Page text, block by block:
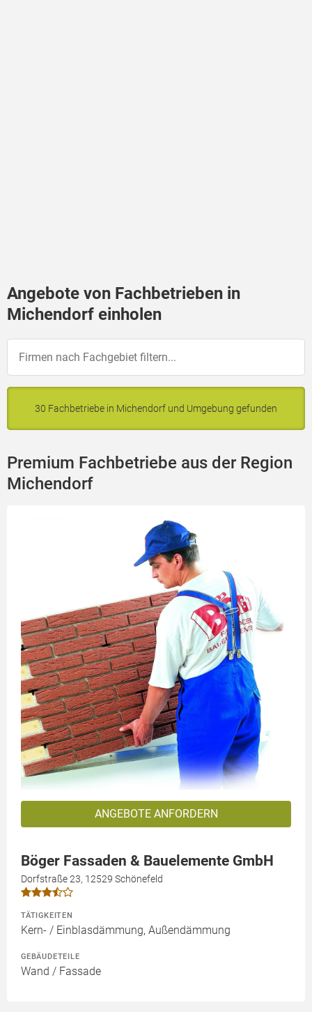
Angebote von Fachbetrieben in
Michendorf einholen
30 Fachbetriebe in Michendorf und Umgebung gefunden
Premium Fachbetriebe aus der Region
Michendorf
ANGEBOTE ANFORDERN
Böger Fassaden & Bauelemente GmbH
Dorfstraße 23, 12529 Schönefeld
TÄTIGKEITEN
Kern- / Einblasdämmung, Außendämmung
GEBÄUDETEILE
Wand / Fassade